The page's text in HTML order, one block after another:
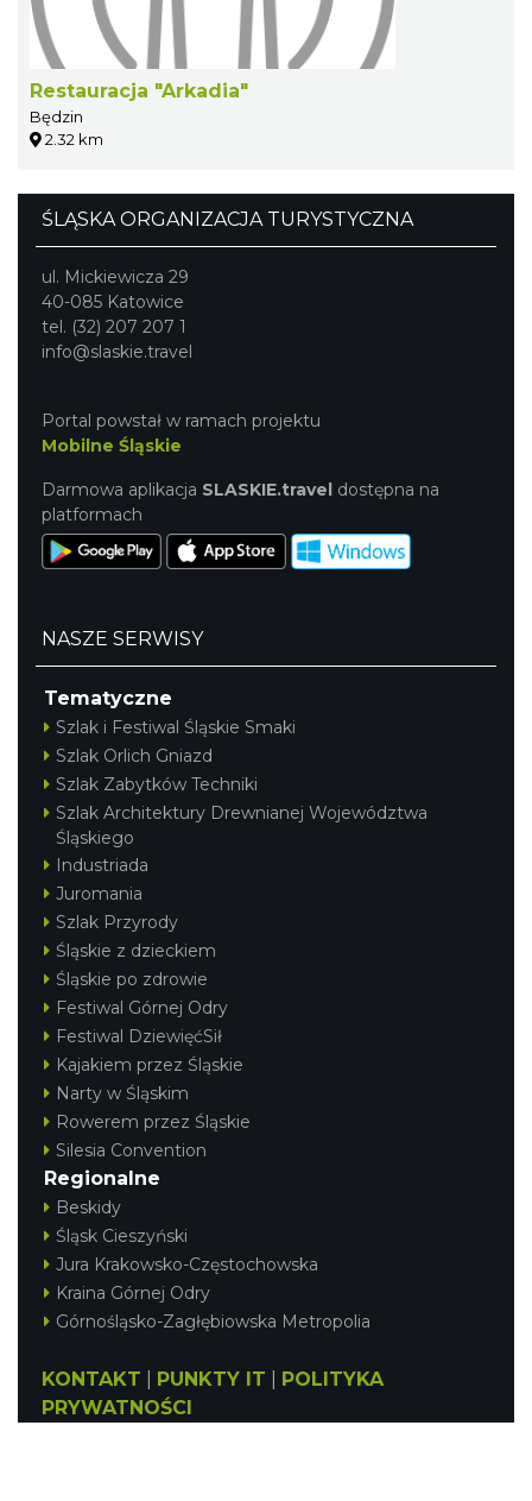
Restauracja "Arkadia"
Będzin
2.32 km
ŚLĄSKA ORGANIZACJA TURYSTYCZNA
ul. Mickiewicza 29
40-085 Katowice
tel. (32) 207 207 1
info@slaskie.travel
Portal powstał w ramach projektu
Mobilne Śląskie
Darmowa aplikacja SLASKIE.travel dostępna na
platformach
NASZE SERWISY
Tematyczne
Szlak i Festiwal Śląskie Smaki
Szlak Orlich Gniazd
Szlak Zabytków Techniki
Szlak Architektury Drewnianej Województwa
Śląskiego
Industriada
Juromania
Szlak Przyrody
Śląskie z dzieckiem
Śląskie po zdrowie
Festiwal Górnej Odry
Festiwal DziewięćSił
Kajakiem przez Śląskie
Narty w Śląskim
Rowerem przez Śląskie
Silesia Convention
Regionalne
Beskidy
Śląsk Cieszyński
Jura Krakowsko-Częstochowska
Kraina Górnej Odry
Górnośląsko-Zagłębiowska Metropolia
KONTAKT PUNKTY IT
POLITYKA
PRYWATNOŚCI